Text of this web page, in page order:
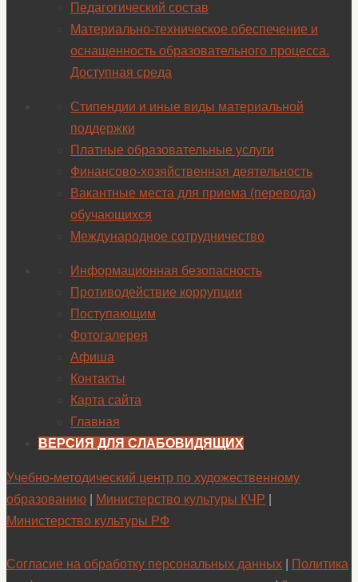
Педагогический состав
Материально-техническое обеспечение и
оснащенность образовательного процесса.
Доступная среда
Стипендии и иные виды материальной
поддержки
Платные образовательные услуги
Финансово-хозяйственная деятельность
Вакантные места для приема (перевода)
обучающихся
Международное сотрудничество
Информационная безопасность
Противодействие коррупции
Поступающим
Фотогалерея
Афиша
Контакты
Карта сайта
Главная
ВЕРСИЯ ДЛЯ СЛАБОВИДЯЩИХ
Учебно-методический центр по художественному
образованию
Министерство культуры КЧР
Министерство культуры РФ
Согласие на обработку персональных данных
Политика